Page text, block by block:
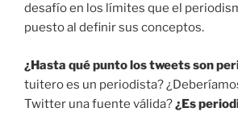
desafío en los límites que el
puesto al definir sus conceptos.
¿Hasta qué punto los tweets son
tuitero es un periodista?
Twitter una fuente válida?¿Es